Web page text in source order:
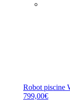
Robot piscine
799,00€